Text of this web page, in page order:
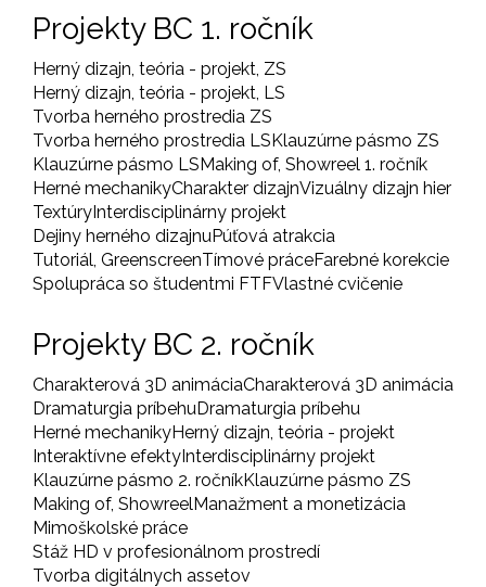
Projekty BC 1. ročník
Herný dizajn, teória - projekt, ZS
Herný dizajn, teória - projekt, LS
Tvorba herného prostredia ZS
Tvorba herného prostredia LSKlauzúrne pásmo ZS
Klauzúrne pásmo LSMaking of, Showreel 1. ročník
Herné mechanikyCharakter dizajnVizuálny dizajn hier
TextúryInterdisciplinárny projekt
Dejiny herného dizajnuPúťová atrakcia
Tutoriál, GreenscreenTímové práceFarebné korekcie
Spolupráca so študentmi FTFVlastné cvičenie
Projekty BC 2. ročník
Charakterová 3D animáciaCharakterová 3D animácia
Dramaturgia príbehuDramaturgia príbehu
Herné mechanikyHerný dizajn, teória - projekt
Interaktívne efektyInterdisciplinárny projekt
Klauzúrne pásmo 2. ročníkKlauzúrne pásmo ZS
Making of, ShowreelManažment a monetizácia
Mimoškolské práce
Stáž HD v profesionálnom prostredí
Tvorba digitálnych assetov